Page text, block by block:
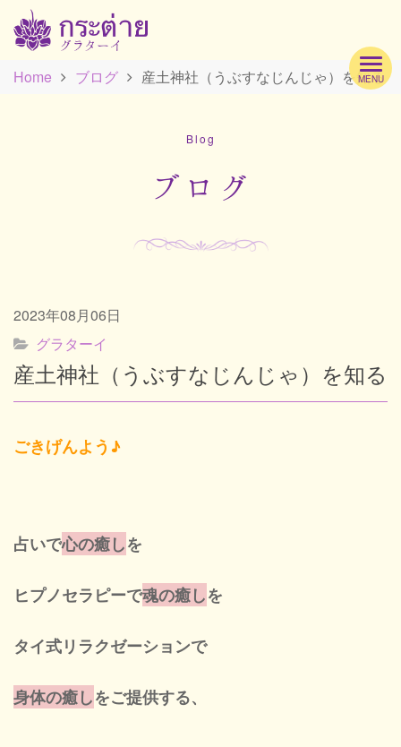
MENU
Home ブログ 産土神社（うぶすなじんじゃ）を知る
Blog
ブログ
産土神社（うぶすなじんじゃ）を知る
2023年08月06日
グラターイ
ごきげんよう♪
占いで心の癒しを
ヒプノセラピーで魂の癒しを
タイ式リラクゼーションで
身体の癒しをご提供する、